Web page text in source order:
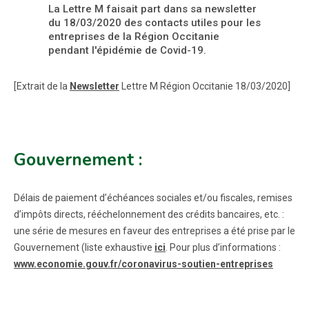
La Lettre M faisait part dans sa newsletter
du 18/03/2020 des contacts utiles pour les
entreprises de la Région Occitanie
pendant l'épidémie de Covid-19.
[Extrait de la Newsletter Lettre M Région Occitanie 18/03/2020]
Gouvernement :
Délais de paiement d’échéances sociales et/ou fiscales, remises
d’impôts directs, rééchelonnement des crédits bancaires, etc. :
une série de mesures en faveur des entreprises a été prise par le
Gouvernement (liste exhaustive ici . Pour plus d’informations :
www.economie.gouv.fr/coronavirus-soutien-entreprises